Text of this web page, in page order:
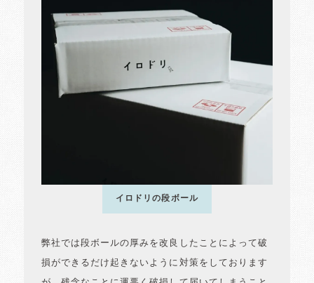
イロドリの段ボール
弊社では段ボールの厚みを改良したことによって破
損ができるだけ起きないように対策をしております